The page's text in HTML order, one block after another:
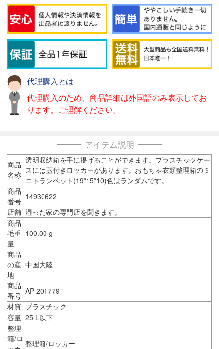
代理購入とは
代理購入のため、商品詳細は外国語のみ表示してお
ります。ご理解ください。
アイテム説明
商品
名称
透明収納箱を手に提げることができます。プラスチックケー
スには蓋付きロッカーがあります。おもちゃ衣類整理箱のミ
ニトランペット(19*15*10)色はランダムです。
商品
番号 14930622
店舗 湿った家の専門店を聞きます。
商品
毛重
量
100.00 g
商品
の産
地
中国大陸
商品
番号 AP 201779
材質 プラスチック
容量 25 L以下
整理
箱/ロ 整理箱/ロッカー